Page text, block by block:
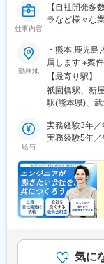
仕事内容
【自社開発多
ラなど様々な
勤務地
・熊本,鹿児
属します ※案
中央区細工町
屋敷町15-19
多区博多駅南
2丁目28-1 沖
り
【最寄り駅】
祇園橋駅、新
駅(熊本県)、
給与
実務経験3年／
実務経験5年／
気に